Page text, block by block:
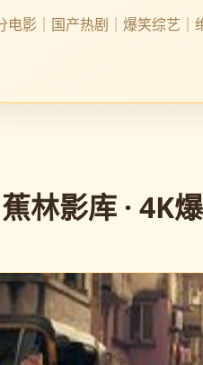
电影｜国产热剧｜爆笑综艺｜
林影库 · 4K